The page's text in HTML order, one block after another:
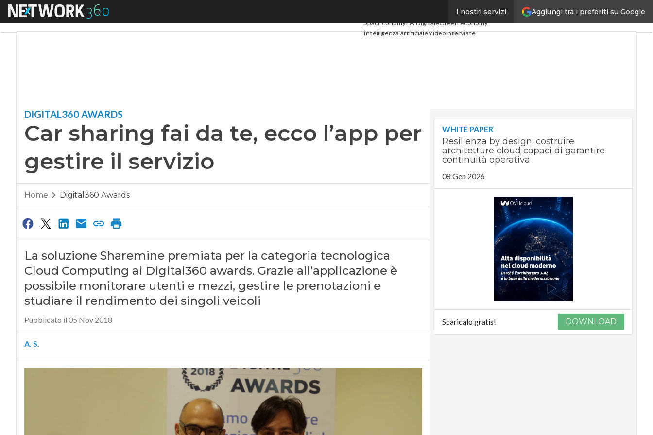
Aggiungi tra i preferiti su Google
I nostri servizi
Menu TelcoIndustria 4.0
SpacEconomyPA DigitaleGreen economy
Intelligenza artificialeVideointerviste
DIGITAL360 AWARDS
Car sharing fai da te, ecco l’app per
gestire il servizio
Home Digital360 Awards
La soluzione Sharemine premiata per la categoria tecnologica
Cloud Computing ai Digital360 awards. Grazie all’applicazione è
possibile monitorare utenti e mezzi, gestire le prenotazioni e
studiare il rendimento dei singoli veicoli
Pubblicato il 05 Nov 2018
A. S.
WHITE PAPER
Resilienza by design: costruire
architetture cloud capaci di garantire
continuità operativa
08 Gen 2026
Scaricalo gratis! DOWNLOAD